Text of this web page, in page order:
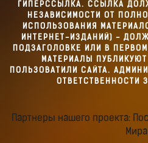
ГИПЕРССЫЛКА. ССЫЛКА
НЕЗАВИСИМОСТИ ОТ
ИСПОЛЬЗОВАНИЯ
ИНТЕРНЕТ-ИЗДАНИЙ) -
ПОДЗАГОЛОВКЕ ИЛИ В
МАТЕРИАЛЫ
ПОЛЬЗОВАТИЛИ САЙТА.
ОТВЕТСТВЕННОСТИ
Партнеры нашего проекта:
Мира